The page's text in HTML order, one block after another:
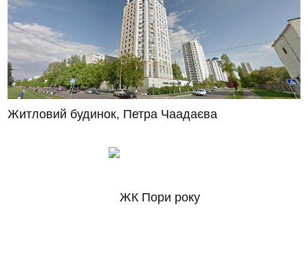
Житловий будинок, Петра Чаадаєва